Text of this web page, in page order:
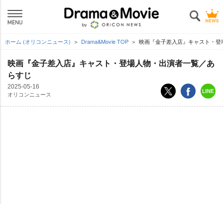
ホーム (オリコンニュース) Drama&Movie TOP 映画『金子差入店』キャスト・
映画『金子差入店』キャスト・登場人物・出演者一覧／あ
らすじ
2025-05-16
オリコンニュース